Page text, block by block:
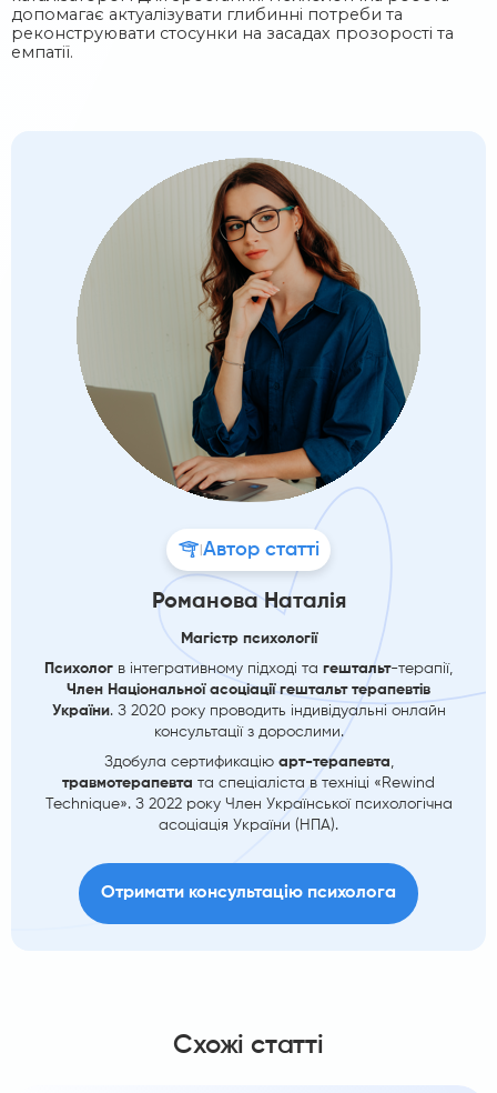
допомагає актуалізувати глибинні потреби та
реконструювати стосунки на засадах прозорості та
емпатії.
Автор статті
Романова Наталія
Магістр психології
Психолог в інтегративному підході та гештальт-терапії,
Член Національної асоціації гештальт терапевтів
України. З 2020 року проводить індивідуальні онлайн
консультації з дорослими.
Здобула сертификацію арт-терапевта,
травмотерапевта та спеціаліста в техніці «Rewind
Technique». З 2022 року Член Української психологічна
асоціація України (НПА).
Отримати консультацію психолога
Схожі статті